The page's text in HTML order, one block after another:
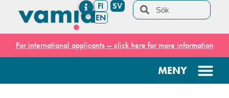
FI
SV
EN
For international applicants – click here for more information